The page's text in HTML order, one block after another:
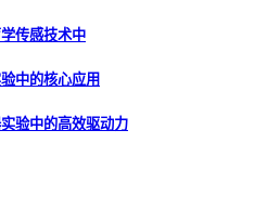
传感技术中
中的核心应用
验中的高效驱动力